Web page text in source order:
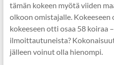
tämän kokeen myötä viiden
olkoon omistajalle.
kokeeseen otti osaa 58 koiraa
ilmoittautuneista?
jälleen voinut olla hienompi.